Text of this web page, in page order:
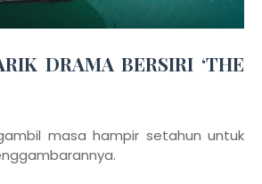
DRAMA BERSIRI ‘THE
masa hampir setahun untuk